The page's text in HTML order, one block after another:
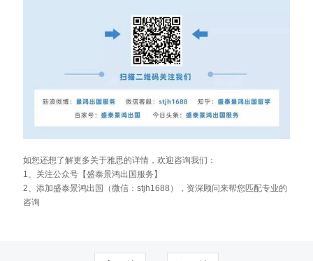
如您还想了解更多关于雅思的详情，欢迎咨询我们：
1、关注公众号【盛泰景鸿出国服务】
2、添加盛泰景鸿出国（微信：stjh1688），资深顾问来帮您匹配专业的
咨询